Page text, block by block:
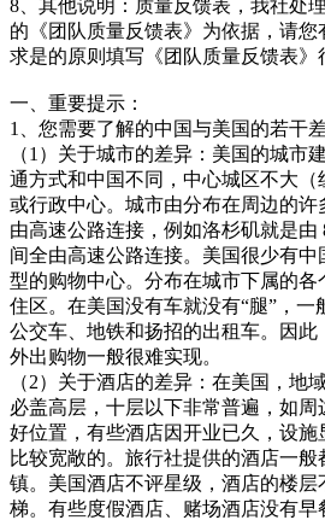
8、其他说明：质量反馈表，我社处
的《团队质量反馈表》为依据，请
求是的原则填写《团队质量反馈表》
一、重要提示：
1、您需要了解的中国与美国的若干差
（1）关于城市的差异：美国的城市
通方式和中国不同，中心城区不大
或行政中心。城市由分布在周边的
由高速公路连接，例如洛杉矶就是由
间全由高速公路连接。美国很少有
型的购物中心。分布在城市下属的
住区。在美国没有车就没有“腿”，一
公交车、地铁和扬招的出租车。因
外出购物一般很难实现。
（2）关于酒店的差异：在美国，地
必盖高层，十层以下非常普遍，如
好位置，有些酒店因开业已久，设
比较宽敞的。旅行社提供的酒店一般
镇。美国酒店不评星级，酒店的楼
梯。有些度假酒店、赌场酒店没有早